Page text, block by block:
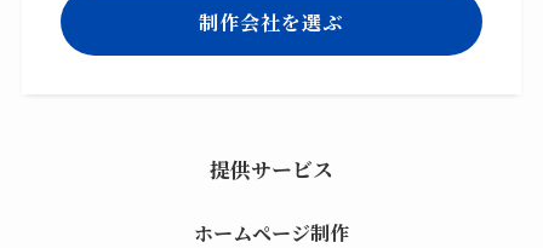
制作会社を選ぶ
提供サービス
ホームページ制作